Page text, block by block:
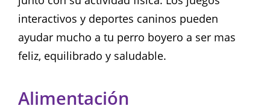
interactivos y deportes caninos pueden
ayudar mucho a tu perro boyero a ser mas
feliz, equilibrado y saludable.
Alimentación